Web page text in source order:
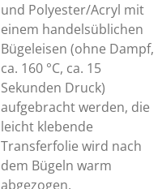
und Polyester/Acryl mit
einem handelsüblichen
Bügeleisen (ohne Dampf,
ca. 160 °C, ca. 15
Sekunden Druck)
aufgebracht werden, die
leicht klebende
Transferfolie wird nach
dem Bügeln warm
abgezogen.